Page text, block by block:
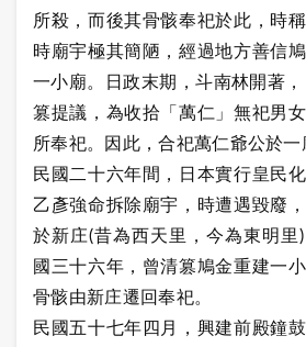
所殺，而後其骨骸奉祀於此，時
時廟宇極其簡陋，經過地方善信
一小廟。日政末期，斗南林開著
篡提議，為收拾「萬仁」無祀男
所奉祀。因此，合祀萬仁爺公於一
民國二十六年間，日本實行皇民
乙彥強命拆除廟宇，時遭遇毀廢
於新庄(昔為西天里，今為東明里
國三十六年，曾清篡鳩金重建一
骨骸由新庄遷回奉祀。
民國五十七年四月，興建前殿鐘